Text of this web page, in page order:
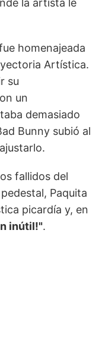
la artista le
homenajeada
Artística.
su
un
demasiado
Bunny subió al
fallidos del
Paquita
picardía y, en
inútil!".